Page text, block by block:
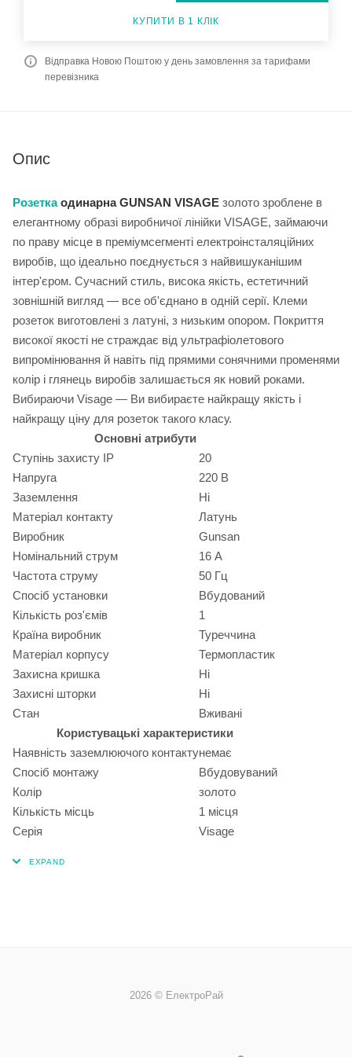
КУПИТИ В 1 КЛІК
Відправка Новою Поштою у день замовлення за тарифами
перевізника
Опис
Розеткаодинарна GUNSAN VISAGE золото зроблене в
елегантному образі виробничої лінійки VISAGE, займаючи
по праву місце в преміумсегменті електроінсталяційних
виробів, що ідеально поєднується з найвишуканішим
інтер'єром. Сучасний стиль, висока якість, естетичний
зовнішній вигляд — все об'єднано в одній серії. Клеми
розеток виготовлені з латуні, з низьким опором. Покриття
високої якості не страждає від ультрафіолетового
випромінювання й навіть під прямими сонячними променями
колір і глянець виробів залишається як новий роками.
Вибираючи Visage — Ви вибираєте найкращу якість і
найкращу ціну для розеток такого класу.
Основні атрибути
Ступінь захисту IP
20
Напруга
220 В
Заземлення
Ні
Матеріал контакту
Латунь
Виробник
Gunsan
Номінальний струм
16 А
Частота струму
50 Гц
Спосіб установки
Вбудований
Кількість роз'ємів
1
Країна виробник
Туреччина
Матеріал корпусу
Термопластик
Захисна кришка
Ні
Захисні шторки
Ні
Стан
Вживані
Користувацькі характеристики
Наявність заземлюючого контактунемає
Спосіб монтажу
Вбудовуваний
Колір
золото
Кількість місць
1 місця
Серія
Visage
2026 © ЕлектроРай